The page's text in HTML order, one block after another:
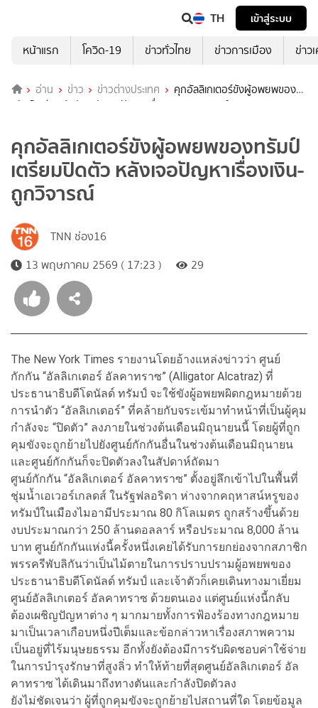
TH
เข้าสู่ระบบ
หน้าแรก
โควิด-19 ข่าวทั่วไทย ข่าวการเมือง ข่าว
อ่าน ข่าว ข่าวต่างประเทศ
คุกอัลลิเกเตอร์ขังผู้อพยพของ
ทรัมป์เตรียมปิดตัว หลังเจอปัญหาเรื่องเงิน-ถูกวิจารณ์
คุกอัลลิเกเตอร์ขังผู้อพยพของทรัมป์
เตรียมปิดตัว หลังเจอปัญหาเรื่องเงิน-
ถูกวิจารณ์
TNN ช่อง16
13 พฤษภาคม 2569 ( 17:23 )
29
The New York Times รายงานโดยอ้างแหล่งข่าวว่า ศูนย์
กักกัน “อัลลิเกเตอร์ อัลคาทราซ” (Alligator Alcatraz) ที่
ประธานาธิบดีโดนัลด์ ทรัมป์ จะใช้ขังผู้อพยพผิดกฎหมายด้วย
การนำตัว “อัลลิเกเตอร์” ที่คล้ายกับจระเข้มาทำหน้าที่เป็นผู้คุม
กำลังจะ “ปิดตัว” ลงภายในช่วงต้นเดือนมิถุนายนนี้ โดยผู้ที่ถูก
คุมขังจะถูกย้ายไปยังศูนย์กักกันอื่นในช่วงต้นเดือนมิถุนายน
และศูนย์กักกันก็จะปิดตัวลงในสัปดาห์ถัดมา
ศูนย์กักกัน “อัลลิเกเตอร์ อัลคาทราซ” ตั้งอยู่ลึกเข้าไปในพื้นที่
ชุ่มน้ำเอเวอร์เกลดส์ ในรัฐฟลอริดา ห่างจากคฤหาสน์หรูของ
ทรัมป์ในเมืองไมอามีประมาณ 80 กิโลเมตร ถูกสร้างขึ้นด้วย
งบประมาณกว่า 250 ล้านดอลลาร์ หรือประมาณ 8,000 ล้าน
บาท ศูนย์กักกันแห่งนี้ครั้งหนึ่งเคยได้รับการยกย่องจากสภาชิก
พรรครีพับลิกันว่าเป็นไม้ตายในการปราบปรามผู้อพยพของ
ประธานาธิบดีโดนัลด์ ทรัมป์ และเจ้าตัวก็เคยเดินทางมาเยี่ยม
ศูนย์อัลลิเกเตอร์ อัลคาทราซ ด้วยตนเอง แต่ศูนย์แห่งนี้กลับ
ต้องเผชิญปัญหาต่าง ๆ มากมายทั้งการฟ้องร้องทางกฎหมาย
มาเป็นเวลาเกือบหนึ่งปีเต็มและข้อกล่าวหาเรื่องสภาพความ
เป็นอยู่ที่ไร้มนุษยธรรม อีกทั้งยังต้องมีการรับผิดชอบค่าใช้จ่าย
ในการบำรุงรักษาที่สูงลิ่ว ทำให้ท้ายที่สุดศูนย์อัลลิเกเตอร์ อัล
คาทราซ ได้เดินมาถึงทางตันและกำลังปิดตัวลง
ยังไม่ชัดเจนว่า ผู้ที่ถูกคุมขังจะถูกย้ายไปสถานที่ใด โดยข้อมูล